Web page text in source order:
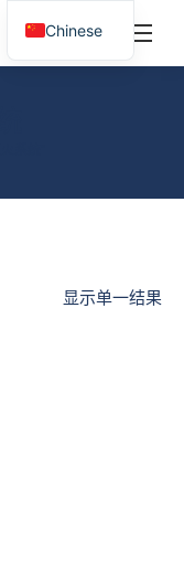
显示单一结果
Chinese